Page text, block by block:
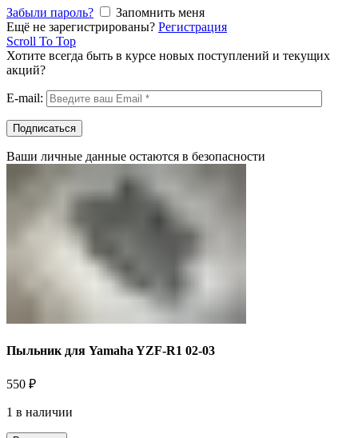
Забыли пароль?
Запомнить меня
Ещё не зарегистрированы? Регистрация
Scroll To Top
Хотите всегда быть в курсе новых поступлений и текущих
акций?
E-mail:
Ваши личные данные остаются в безопасности
Пыльник для Yamaha YZF-R1 02-03
550 ₽
1 в наличии